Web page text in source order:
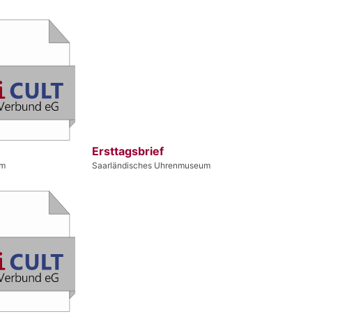
Ersttagsbrief
Saarländisches Uhrenmuseum